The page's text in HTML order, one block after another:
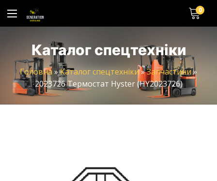
0
Каталог спецтехніки
Головна»Каталог спецтехніки»Запчастини»
2023726 Термостат Hyster (HY2023726)